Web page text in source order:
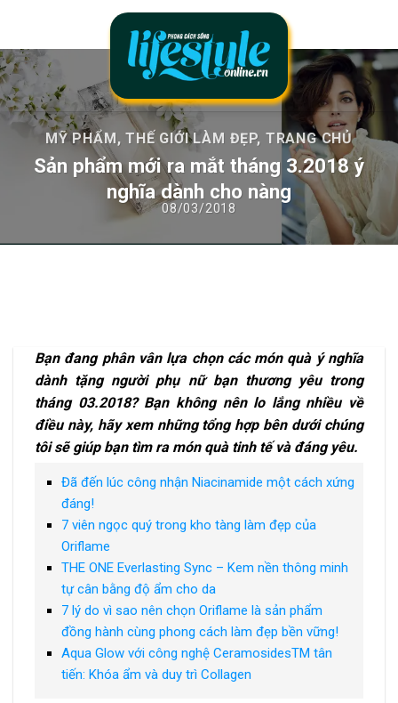
nội
dung
MỸ PHẨM ,THẾ GIỚI LÀM ĐẸP, TRANG CHỦ
Sản phẩm mới ra mắt tháng 3.2018 ý
nghĩa dành cho nàng
Bạn đang phân vân lựa chọn các món quà ý nghĩa
dành tặng người phụ nữ bạn thương yêu trong
tháng 03.2018? Bạn không nên lo lắng nhiều về
điều này, hãy xem những tổng hợp bên dưới chúng
tôi sẽ giúp bạn tìm ra món quà tinh tế và đáng yêu.
Đã đến lúc công nhận Niacinamide một cách xứng
đáng!
7 viên ngọc quý trong kho tàng làm đẹp của
Oriflame
THE ONE Everlasting Sync – Kem nền thông minh
tự cân bằng độ ẩm cho da
7 lý do vì sao nên chọn Oriflame là sản phẩm
đồng hành cùng phong cách làm đẹp bền vững!
Aqua Glow với công nghệ CeramosidesTM tân
tiến: Khóa ẩm và duy trì Collagen